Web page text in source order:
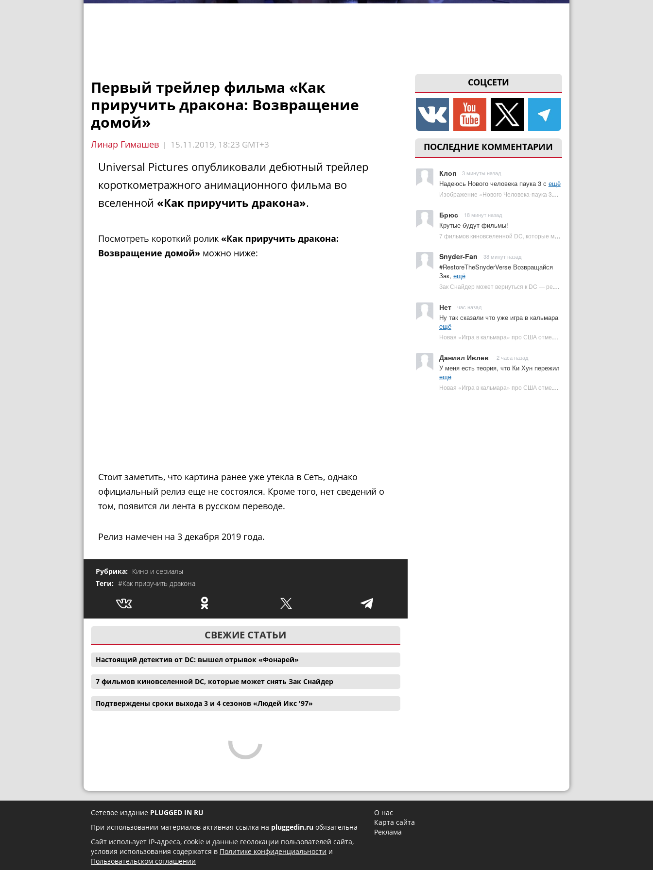
СОЦСЕТИ
ПОСЛЕДНИЕ КОММЕНТАРИИ
Клоп 3 минуты назад
Надеюсь Нового человека паука 3 с ещё
Изображение «Нового Человека-паука 3» подтвердило Зловещую шестерку | Plugged In Ru
Брюс 18 минут назад
Крутые будут фильмы!
7 фильмов киновселенной DC, которые может снять Зак Снайдер | Plugged In Ru
Snyder-Fan 38 минут назад
#RestoreTheSnyderVerse Возвращайся
Зак, ещё
Зак Снайдер может вернуться к DC — режиссер общался с Warner Bros. (фото) | Plugged In Ru
Нет час назад
Ну так сказали что уже игра в кальмара
ещё
Новая «Игра в кальмара» про США отменена | Plugged In Ru
Даниил Ивлев 2 часа назад
У меня есть теория, что Ки Хун пережил
ещё
Новая «Игра в кальмара» про США отменена | Plugged In Ru
Первый трейлер фильма «Как
приручить дракона: Возвращение
домой»
Линар Гимашев | 15.11.2019, 18:23 GMT+3
Universal Pictures опубликовали дебютный трейлер
короткометражного анимационного фильма во
вселенной «Как приручить дракона».
Посмотреть короткий ролик «Как приручить дракона:
Возвращение домой» можно ниже:
Стоит заметить, что картина ранее уже утекла в Сеть, однако
официальный релиз еще не состоялся. Кроме того, нет сведений о
том, появится ли лента в русском переводе.
Релиз намечен на 3 декабря 2019 года.
Рубрика: Кино и сериалы
Теги: #Как приручить дракона
СВЕЖИЕ СТАТЬИ
Настоящий детектив от DC: вышел отрывок «Фонарей»
7 фильмов киновселенной DC, которые может снять Зак Снайдер
Подтверждены сроки выхода 3 и 4 сезонов «Людей Икс '97»
Сетевое издание PLUGGED IN RU
При использовании материалов активная ссылка на pluggedin.ru обязательна
Сайт использует IP-адреса, cookie и данные геолокации пользователей сайта,
условия использования содержатся в Политике конфиденциальности и
Пользовательском соглашении
О нас
Карта сайта
Реклама